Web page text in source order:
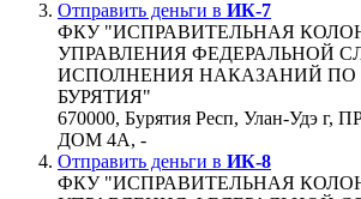
Отправить деньги в ИК-7
ФКУ "ИСПРАВИТЕЛЬНАЯ
УПРАВЛЕНИЯ ФЕДЕРАЛЬНОЙ
ИСПОЛНЕНИЯ НАКАЗАНИЙ ПО
БУРЯТИЯ"
670000, Бурятия Респ, Улан-Удэ
ДОМ 4А, -
Отправить деньги в ИК-8
ФКУ "ИСПРАВИТЕЛЬНАЯ